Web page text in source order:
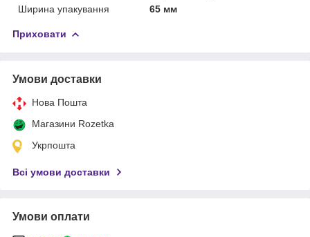
Ширина упакування
65 мм
Приховати
Умови доставки
Нова Пошта
Магазини Rozetka
Укрпошта
Всі умови доставки
Умови оплати